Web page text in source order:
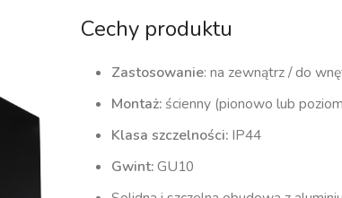
Cechy produktu
Zastosowanie: na zewnątrz / do
Montaż: ścienny (pionowo lub
Klasa szczelności: IP44
Gwint:GU10